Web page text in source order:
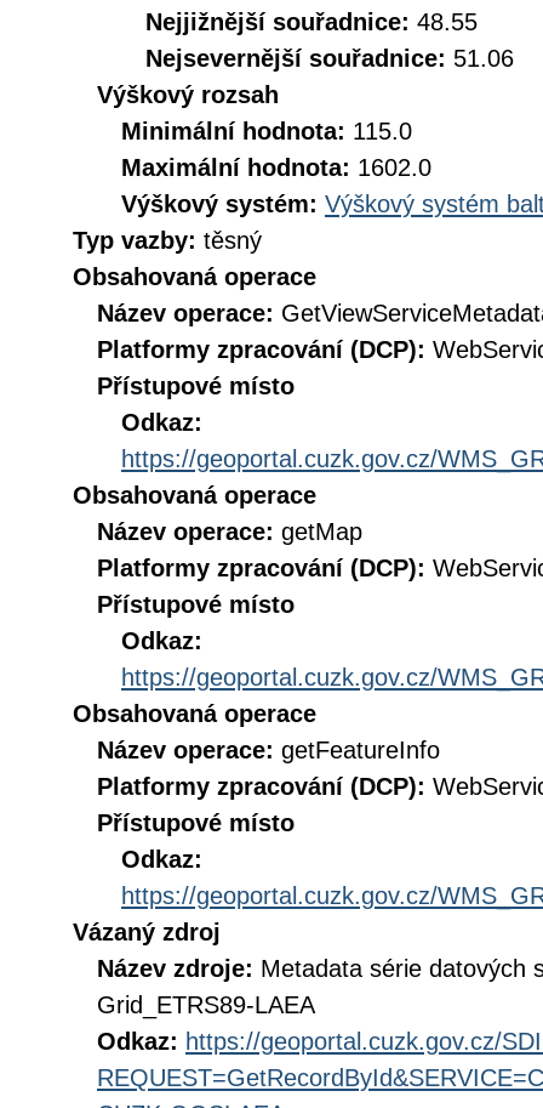
Nejjižnější souřadnice: 48.55
Nejsevernější souřadnice: 51.06
Výškový rozsah
Minimální hodnota: 115.0
Maximální hodnota: 1602.0
Výškový systém: Výškový systém
Typ vazby: těsný
Obsahovaná operace
Název operace:
Platformy zpracování (DCP):
Přístupové místo
Odkaz:
https://geoportal.cuzk.gov.cz/
Obsahovaná operace
Název operace: getMap
Platformy zpracování (DCP):
Přístupové místo
Odkaz:
https://geoportal.cuzk.gov.cz/
Obsahovaná operace
Název operace: getFeatureInfo
Platformy zpracování (DCP):
Přístupové místo
Odkaz:
https://geoportal.cuzk.gov.cz/
Vázaný zdroj
Název zdroje: Metadata série datových
Grid_ETRS89-LAEA
Odkaz: https://geoportal.cuzk.gov.cz/